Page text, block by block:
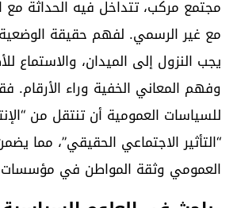
مجتمع مركب، تتداخل فيه الحداثة مع
مع غير الرسمي. لفهم حقيقة
يجب النزول إلى الميدان، والاستماع
وفهم المعاني الخفية وراء الأرقام.
للسياسات العمومية أن تنتقل من
“التأثير الاجتماعي الحقيقي”، مما
العمومي وثقة المواطن في مؤسسات